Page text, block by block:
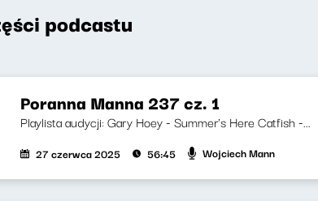
podcastu
Poranna Manna 237 cz. 1
Playlista audycji: Gary Hoey - Summer's Here Catfish -...
27 czerwca 2025 56:45 Wojciech Mann